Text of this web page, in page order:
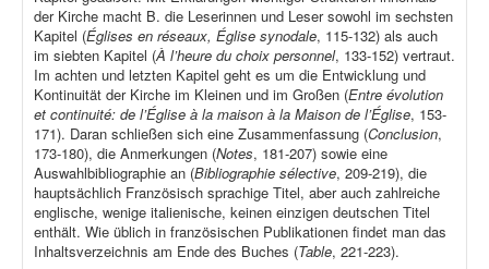
der Kirche macht B. die Leserinnen und Leser sowohl im sechsten
Kapitel (Églises en réseaux, Église synodale, 115-132) als auch
im siebten Kapitel (À l’heure du choix personnel, 133-152) vertraut.
Im achten und letzten Kapitel geht es um die Entwicklung und
Kontinuität der Kirche im Kleinen und im Großen (Entre évolution
et continuité: de l’Église à la maison à la Maison de l’Église, 153-
171). Daran schließen sich eine Zusammenfassung (Conclusion,
173-180), die Anmerkungen (Notes, 181-207) sowie eine
Auswahlbibliographie an (Bibliographie sélective, 209-219), die
hauptsächlich Französisch sprachige Titel, aber auch zahlreiche
englische, wenige italienische, keinen einzigen deutschen Titel
enthält. Wie üblich in französischen Publikationen findet man das
Inhaltsverzeichnis am Ende des Buches (Table, 221-223).